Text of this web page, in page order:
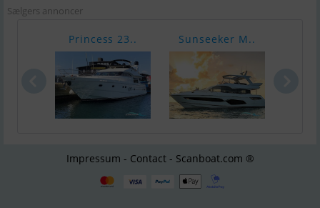
Sælgers annoncer
Princess 23.. Sunseeker M..
Impressum - Contact - Scanboat.com ®